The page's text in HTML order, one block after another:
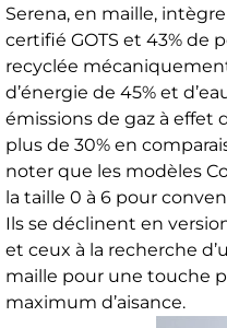
Serena, en maille,
certifié GOTS et 43% de
recyclée
d’énergie de 45% et
émissions de gaz à effet
plus de 30% en
noter que les modèles
la taille 0 à 6 pour
Ils se déclinent en
et ceux à la recherche
maille pour une touche
maximum d’aisance.